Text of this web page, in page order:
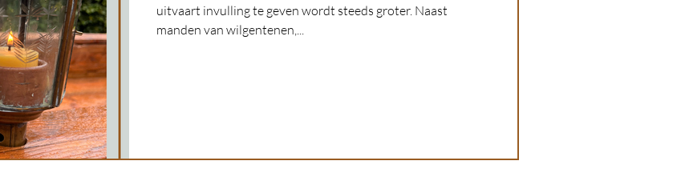
uitvaart invulling te geven wordt steeds groter. Naast
manden van wilgentenen,...